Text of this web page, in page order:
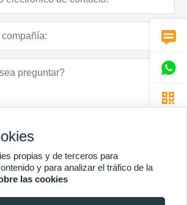
Política de privacidad



propias y de terceros para
y para analizar el tráfico de la
las cookies